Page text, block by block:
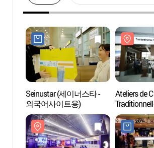
Seinustar (세이너스타 -
외국어사이트용)
Ateliers de
d’Incheon
전통문화